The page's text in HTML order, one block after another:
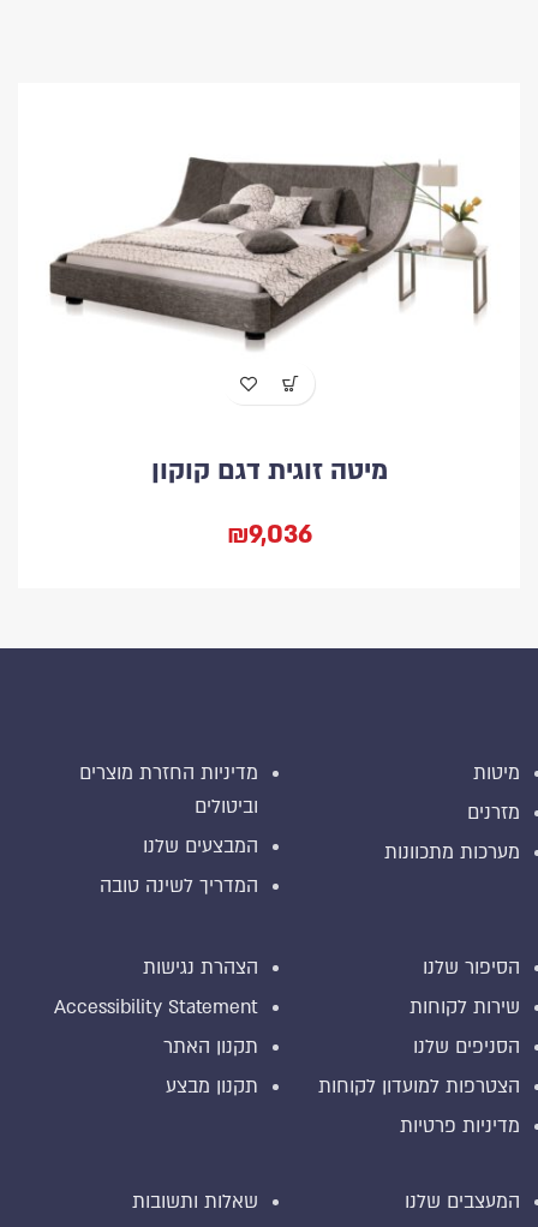
מיטה זוגית דגם קוקון
₪9,036
מיטות
מזרנים
מערכות מתכוונות
מדיניות החזרת מוצרים
וביטולים
המבצעים שלנו
המדריך לשינה טובה
הסיפור שלנו
שירות לקוחות
הסניפים שלנו
הצטרפות למועדון לקוחות
מדיניות פרטיות
הצהרת נגישות
Accessibility Statement
תקנון האתר
תקנון מבצע
המעצבים שלנו
שאלות ותשובות